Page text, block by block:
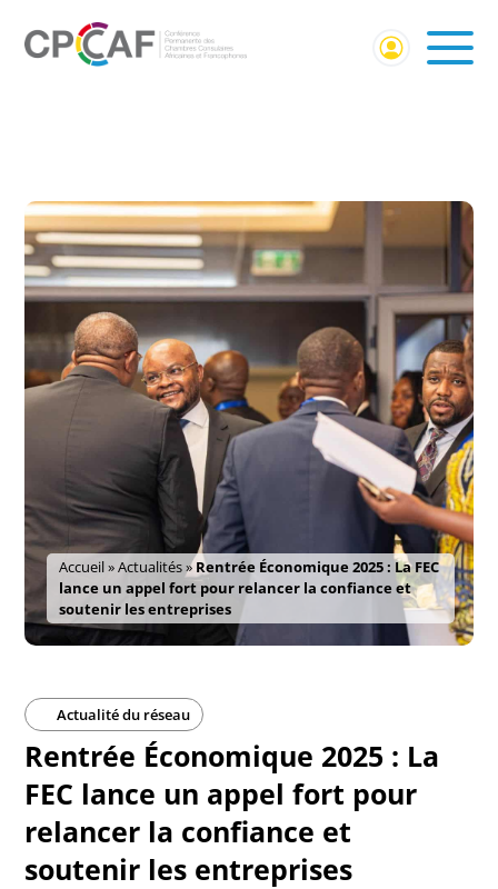
Accueil»Actualités»Rentrée Économique 2025 : La FEC
lance un appel fort pour relancer la confiance et
soutenir les entreprises
Actualité du réseau
Rentrée Économique 2025 : La
FEC lance un appel fort pour
relancer la confiance et
soutenir les entreprises